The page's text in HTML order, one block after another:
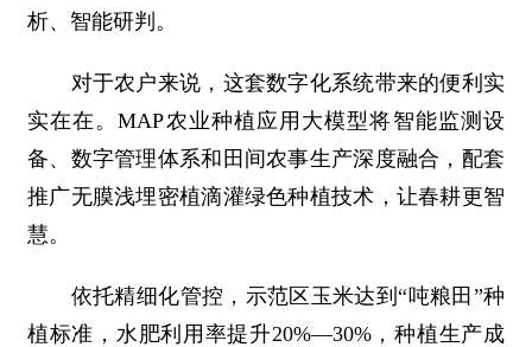
析、智能研判。
对于农户来说，这套数字化系统带来的便利实
实在在。MAP农业种植应用大模型将智能监测设
备、数字管理体系和田间农事生产深度融合，配套
推广无膜浅埋密植滴灌绿色种植技术，让春耕更智
慧。
依托精细化管控，示范区玉米达到“吨粮田”种
植标准，水肥利用率提升20%—30%，种植生产成